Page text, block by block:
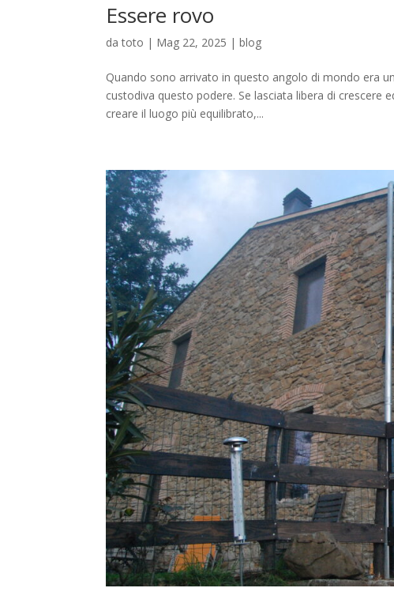
Essere rovo
datoto | Mag 22, 2025 |blog
Quando sono arrivato in questo angolo di mondo era
custodiva questo podere. Se lasciata libera di crescere
creare il luogo più equilibrato,...